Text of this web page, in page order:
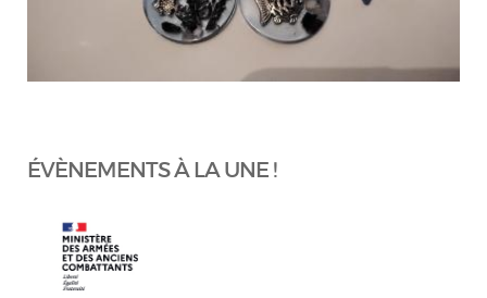
ÉVÈNEMENTS À LA UNE !